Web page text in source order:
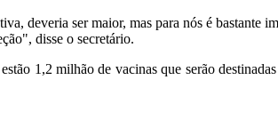
deveria ser maior, mas para nós é bastante
disse o secretário.
1,2 milhão de vacinas que serão